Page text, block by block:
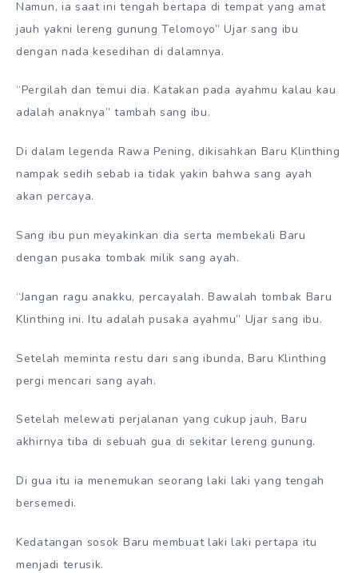
Namun, ia saat ini tengah bertapa di tempat yang amat
jauh yakni lereng gunung Telomoyo” Ujar sang ibu
dengan nada kesedihan di dalamnya.
“Pergilah dan temui dia. Katakan pada ayahmu kalau kau
adalah anaknya” tambah sang ibu.
Di dalam legenda Rawa Pening, dikisahkan Baru Klinthing
nampak sedih sebab ia tidak yakin bahwa sang ayah
akan percaya.
Sang ibu pun meyakinkan dia serta membekali Baru
dengan pusaka tombak milik sang ayah.
“Jangan ragu anakku, percayalah. Bawalah tombak Baru
Klinthing ini. Itu adalah pusaka ayahmu” Ujar sang ibu.
Setelah meminta restu dari sang ibunda, Baru Klinthing
pergi mencari sang ayah.
Setelah melewati perjalanan yang cukup jauh, Baru
akhirnya tiba di sebuah gua di sekitar lereng gunung.
Di gua itu ia menemukan seorang laki laki yang tengah
bersemedi.
Kedatangan sosok Baru membuat laki laki pertapa itu
menjadi terusik.